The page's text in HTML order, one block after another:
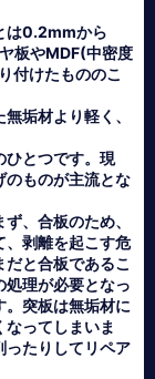
は0.2mmから
板やMDF(中密度
付けたもののこ
垢材より軽く、
ひとつです。現
のものが主流とな
、合板のため、
、剥離を起こす危
と合板であるこ
処理が必要となっ
。突板は無垢材に
ってしまいま
ったりしてリペア